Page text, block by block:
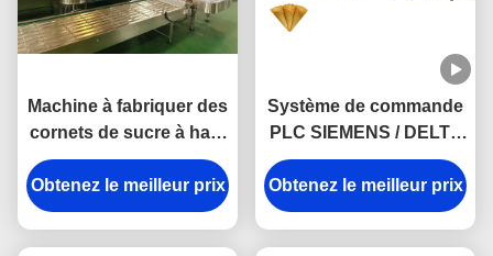
Machine à fabriquer des
cornets de sucre à haut
rendement – Jusqu'à 11
000 MiniCornets par
heure
Obtenez le meilleur prix
Système de commande
PLC SIEMENS / DELTA
Machine à cuire à la
crème glacée à cône
Augmentez votre
Obtenez le meilleur prix